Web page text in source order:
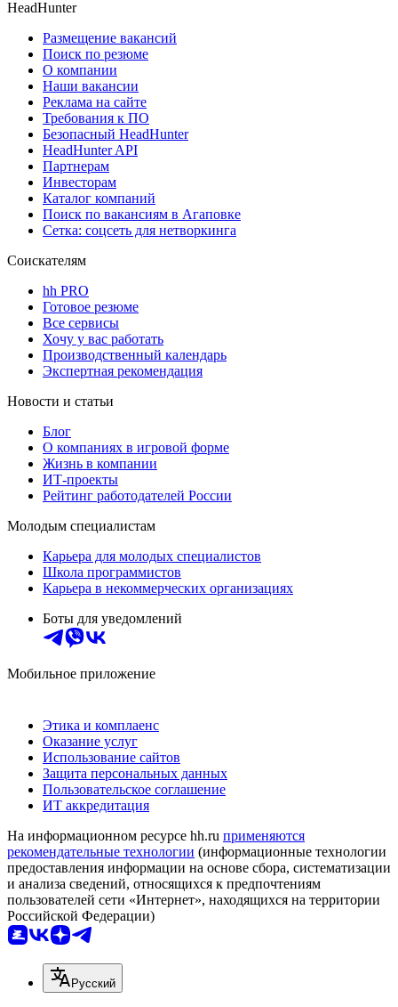
HeadHunter
Размещение вакансий
Поиск по резюме
О компании
Наши вакансии
Реклама на сайте
Требования к ПО
Безопасный HeadHunter
HeadHunter API
Партнерам
Инвесторам
Каталог компаний
Поиск по вакансиям в Агаповке
Сетка: соцсеть для нетворкинга
Соискателям
hh PRO
Готовое резюме
Все сервисы
Хочу у вас работать
Производственный календарь
Экспертная рекомендация
Новости и статьи
Блог
О компаниях в игровой форме
Жизнь в компании
ИТ-проекты
Рейтинг работодателей России
Молодым специалистам
Карьера для молодых специалистов
Школа программистов
Карьера в некоммерческих организациях
Боты для уведомлений
Мобильное приложение
Этика и комплаенс
Оказание услуг
Использование сайтов
Защита персональных данных
Пользовательское соглашение
ИТ аккредитация
На информационном ресурсе hh.ru применяются
рекомендательные технологии (информационные технологии
предоставления информации на основе сбора, систематизации
и анализа сведений, относящихся к предпочтениям
пользователей сети «Интернет», находящихся на территории
Российской Федерации)
Русский